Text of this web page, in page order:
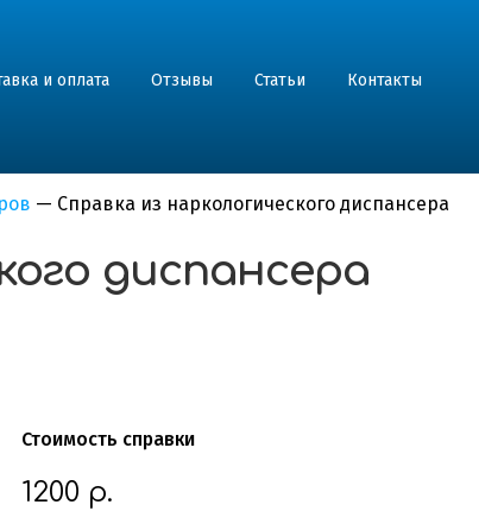
и оплата Отзывы Статьи Контакты
— Справка из наркологического диспансера
диспансера
Стоимость справки
1200 р.